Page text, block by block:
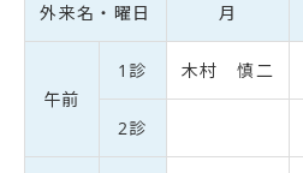
外来名・曜日 月
午前
1診 木村 慎二
2診